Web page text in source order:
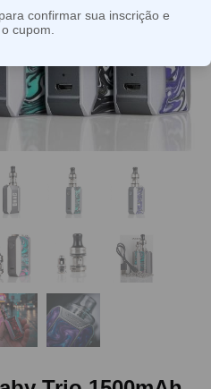
confirmar sua inscrição e
cupom.